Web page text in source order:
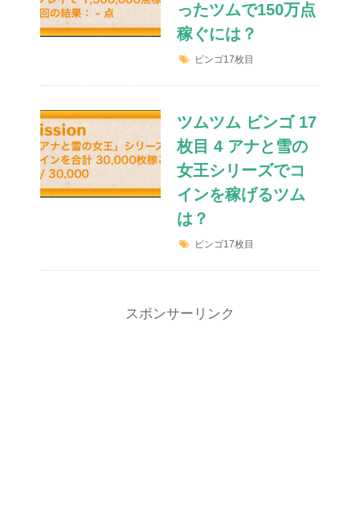
ったツムで150万点
稼ぐには？
ビンゴ17枚目
ツムツム ビンゴ 17
枚目 4 アナと雪の
女王シリーズでコ
インを稼げるツム
は？
ビンゴ17枚目
スポンサーリンク